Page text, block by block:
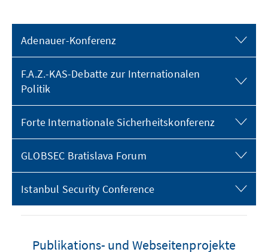
Adenauer-Konferenz
F.A.Z.-KAS-Debatte zur Internationalen
Politik
Forte Internationale Sicherheitskonferenz
GLOBSEC Bratislava Forum
Istanbul Security Conference
Publikations- und Webseitenprojekte